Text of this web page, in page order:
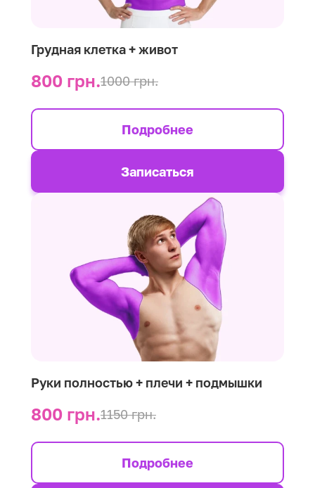
Грудная клетка + живот
800 грн.1000 грн.
Подробнее
Записаться
Руки полностью + плечи + подмышки
800 грн.1150 грн.
Подробнее